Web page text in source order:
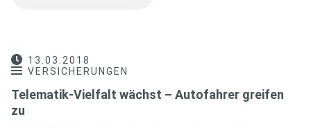
13.03.2018
VERSICHERUNGEN
Telematik-Vielfalt wächst – Autofahrer greifen
zu